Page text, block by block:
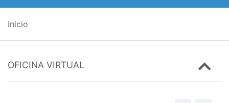
Inicio
OFICINA VIRTUAL